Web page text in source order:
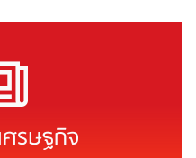
รษฐกิจ